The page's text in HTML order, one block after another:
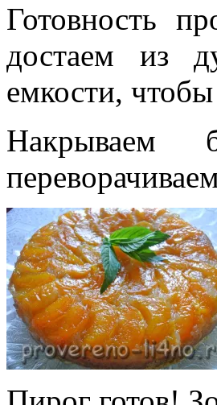
Готовность
достаем из
емкости,